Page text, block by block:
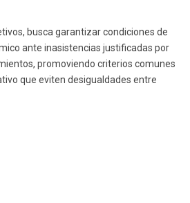
busca garantizar condiciones de
ante inasistencias justificadas por
promoviendo criterios comunes
que eviten desigualdades entre